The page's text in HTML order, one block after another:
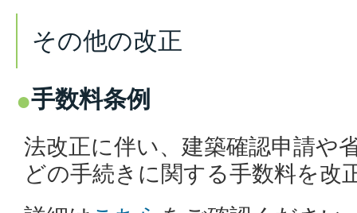
その他の改正
手数料条例
法改正に伴い、建築確認申請や
どの手続きに関する手数料を改